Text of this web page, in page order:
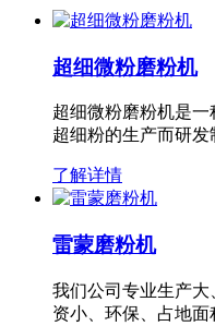
超细微粉磨粉机
超细微粉磨粉机是
超细粉的生产而研
了解详情
雷蒙磨粉机
我们公司专业生产
资小、环保、占地